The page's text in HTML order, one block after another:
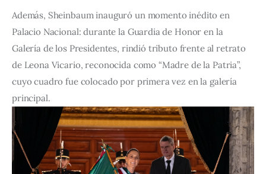
Además, Sheinbaum inauguró un momento inédito en
Palacio Nacional: durante la Guardia de Honor en la
Galería de los Presidentes, rindió tributo frente al retrato
de Leona Vicario, reconocida como “Madre de la Patria”,
cuyo cuadro fue colocado por primera vez en la galería
principal.